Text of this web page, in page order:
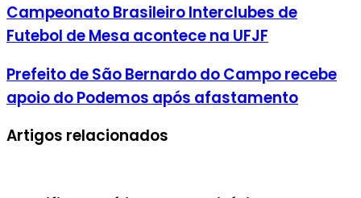
Campeonato Brasileiro Interclubes de
Futebol de Mesa acontece na UFJF
Prefeito de São Bernardo do Campo recebe
apoio do Podemos após afastamento
Artigos relacionados